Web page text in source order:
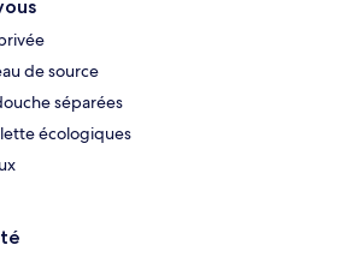
de source
séparées
écologiques